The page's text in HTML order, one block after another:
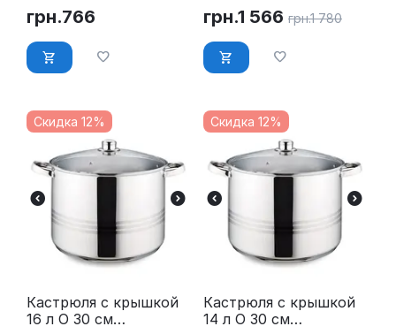
грн.766 грн.1 566 грн.1 780
Скидка 12%
Кастрюля с крышкой
16 л O 30 см
Скидка 12%
Кастрюля с крышкой
14 л O 30 см